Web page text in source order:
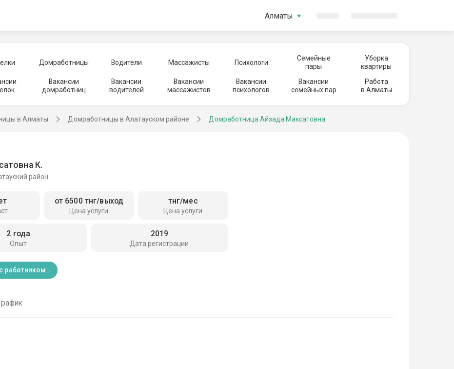
Алматы
Домработницы Водители Массажисты Психологи
Семейные
пары
Уборка
квартиры
Вакансии
домработниц
Вакансии
водителей
Вакансии
массажистов
Вакансии
психологов
Вакансии
семейных пар
Работа
в Алматы
в Алматы Домработницы в Алатауском районе Домработница Айзада Максатовна
К.
район
Цена услуги
от 6500 тнг/выход
Цена услуги
тнг/мес
Опыт
2 года
Дата регистрации
2019
работником